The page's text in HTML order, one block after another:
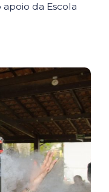
da Escola